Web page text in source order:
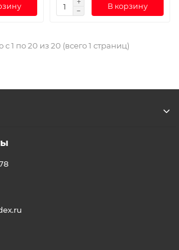
В корзину
с 1 по 20 из 20 (всего 1 страниц)